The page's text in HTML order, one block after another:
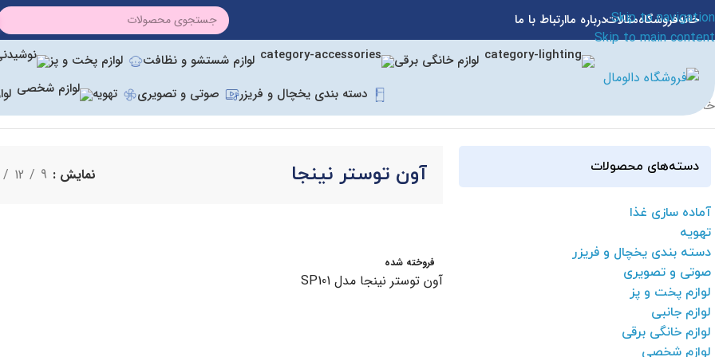
Skip to navigation
Skip to main content
خانهفروشگاهمقالاتدرباره ماارتباط با ما
لوازم خانگی برقی لوازم شستشو و نظافت لوازم پخت و پز
دسته بندی یخچال و فریزر
صوتی و تصویری تهویه
خانه
دسته‌های محصولات
آماده سازی غذا
تهویه
دسته بندی یخچال و فریزر
صوتی و تصویری
لوازم پخت و پز
لوازم جانبی
لوازم خانگی برقی
لوازم شخصی
آون توستر نینجا نمایش 9
12
فروخته شده
آون توستر نینجا مدل SP101